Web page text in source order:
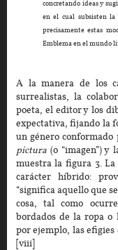
concretando ideas y
en el cual subsisten
precisamente estas
Emblema en el mundo
A la manera de los
surrealistas, la
poeta, el editor y los
expectativa, fijando la
un género
pictura (o “imagen”) y
muestra la figura 3.
carácter híbrido:
“significa aquello que
cosa, tal como
bordados de la ropa o
por ejemplo, las efigies
[viii]